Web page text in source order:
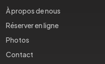
À propos de nous
Réserver en ligne
Photos
Contact